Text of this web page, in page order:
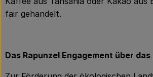
fair gehandelt.
Das Rapunzel Engagement über